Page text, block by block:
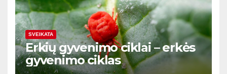
SVEIKATA
Erkių gyvenimo ciklai – erkės
gyvenimo ciklas